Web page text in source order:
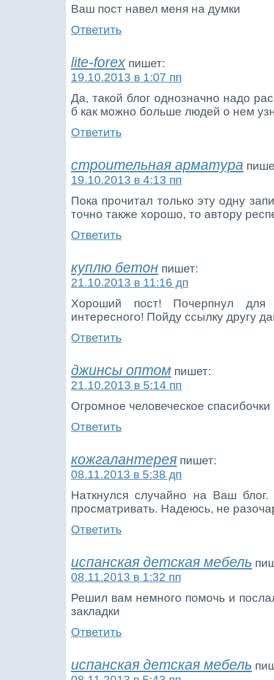
Ваш пост навел меня на думки
Ответить
lite-forex пишет:
19.10.2013 в 1:07 пп
Да, такой блог однозначно надо
б как можно больше людей о нем
Ответить
строительная арматура
19.10.2013 в 4:13 пп
Пока прочитал только эту одну
точно также хорошо, то автору
Ответить
куплю бетон пишет:
21.10.2013 в 11:16 дп
Хороший пост! Почерпнул
интересного! Пойду ссылку другу
Ответить
джинсы оптом пишет:
21.10.2013 в 5:14 пп
Огромное человеческое спасибочки
Ответить
кожгалантерея пишет:
08.11.2013 в 5:38 дп
Наткнулся случайно на Ваш блог.
просматривать. Надеюсь, не
Ответить
испанская детская мебель
08.11.2013 в 1:32 пп
Решил вам немного помочь и
закладки
Ответить
испанская детская мебель